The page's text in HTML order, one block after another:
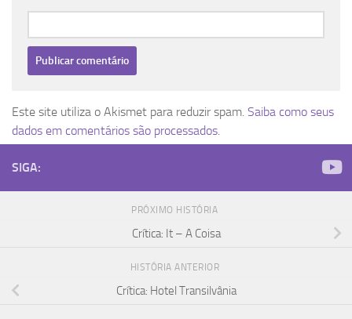
Este site utiliza o Akismet para reduzir spam. Saiba como seus
dados em comentários são processados.
SIGA:
PRÓXIMO HISTÓRIA
Crítica: It – A Coisa
HISTÓRIA ANTERIOR
Crítica: Hotel Transilvânia